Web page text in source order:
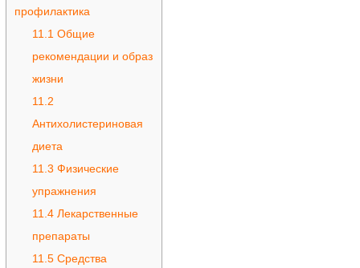
профилактика
11.1Общие
рекомендации и образ
жизни
11.2
Антихолистериновая
диета
11.3 Физические
упражнения
11.4Лекарственные
препараты
11.5Средства